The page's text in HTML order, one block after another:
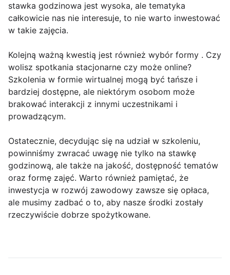
stawka godzinowa jest wysoka, ale tematyka
całkowicie nas nie interesuje, to nie warto inwestować
w takie zajęcia.
Kolejną ważną kwestią jest również wybór formy . Czy
wolisz spotkania stacjonarne czy może online?
Szkolenia w formie wirtualnej mogą być tańsze i
bardziej dostępne, ale niektórym osobom może
brakować interakcji z innymi uczestnikami i
prowadzącym.
Ostatecznie, decydując się na udział w szkoleniu,
powinniśmy zwracać uwagę nie tylko na stawkę
godzinową, ale także na jakość, dostępność tematów
oraz formę zajęć. Warto również pamiętać, że
inwestycja w rozwój zawodowy zawsze się opłaca,
ale musimy zadbać o to, aby nasze środki zostały
rzeczywiście dobrze spożytkowane.